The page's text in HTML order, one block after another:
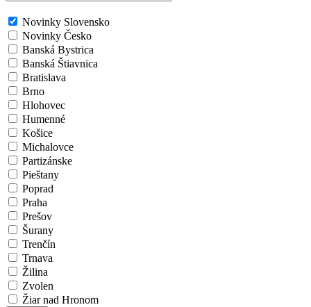
Novinky Slovensko
Novinky Česko
Banská Bystrica
Banská Štiavnica
Bratislava
Brno
Hlohovec
Humenné
Košice
Michalovce
Partizánske
Pieštany
Poprad
Praha
Prešov
Šurany
Trenčín
Trnava
Žilina
Zvolen
Žiar nad Hronom